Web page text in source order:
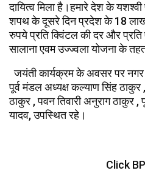
दायित्व मिला है।हमारे देश के यशश्वी
शपथ के दूसरे दिन प्रदेश के 18 लाख
रुपये प्रति क्विंटल की दर और
सालाना एवम उज्ज्वला योजना के
जयंती कार्यक्रम के अवसर पर नगर
पूर्व मंडल अध्यक्ष कल्याण सिंह ठाकुर
ठाकुर , पवन तिवारी अनुराग ठाकुर
यादव, उपस्थित रहे।
Click